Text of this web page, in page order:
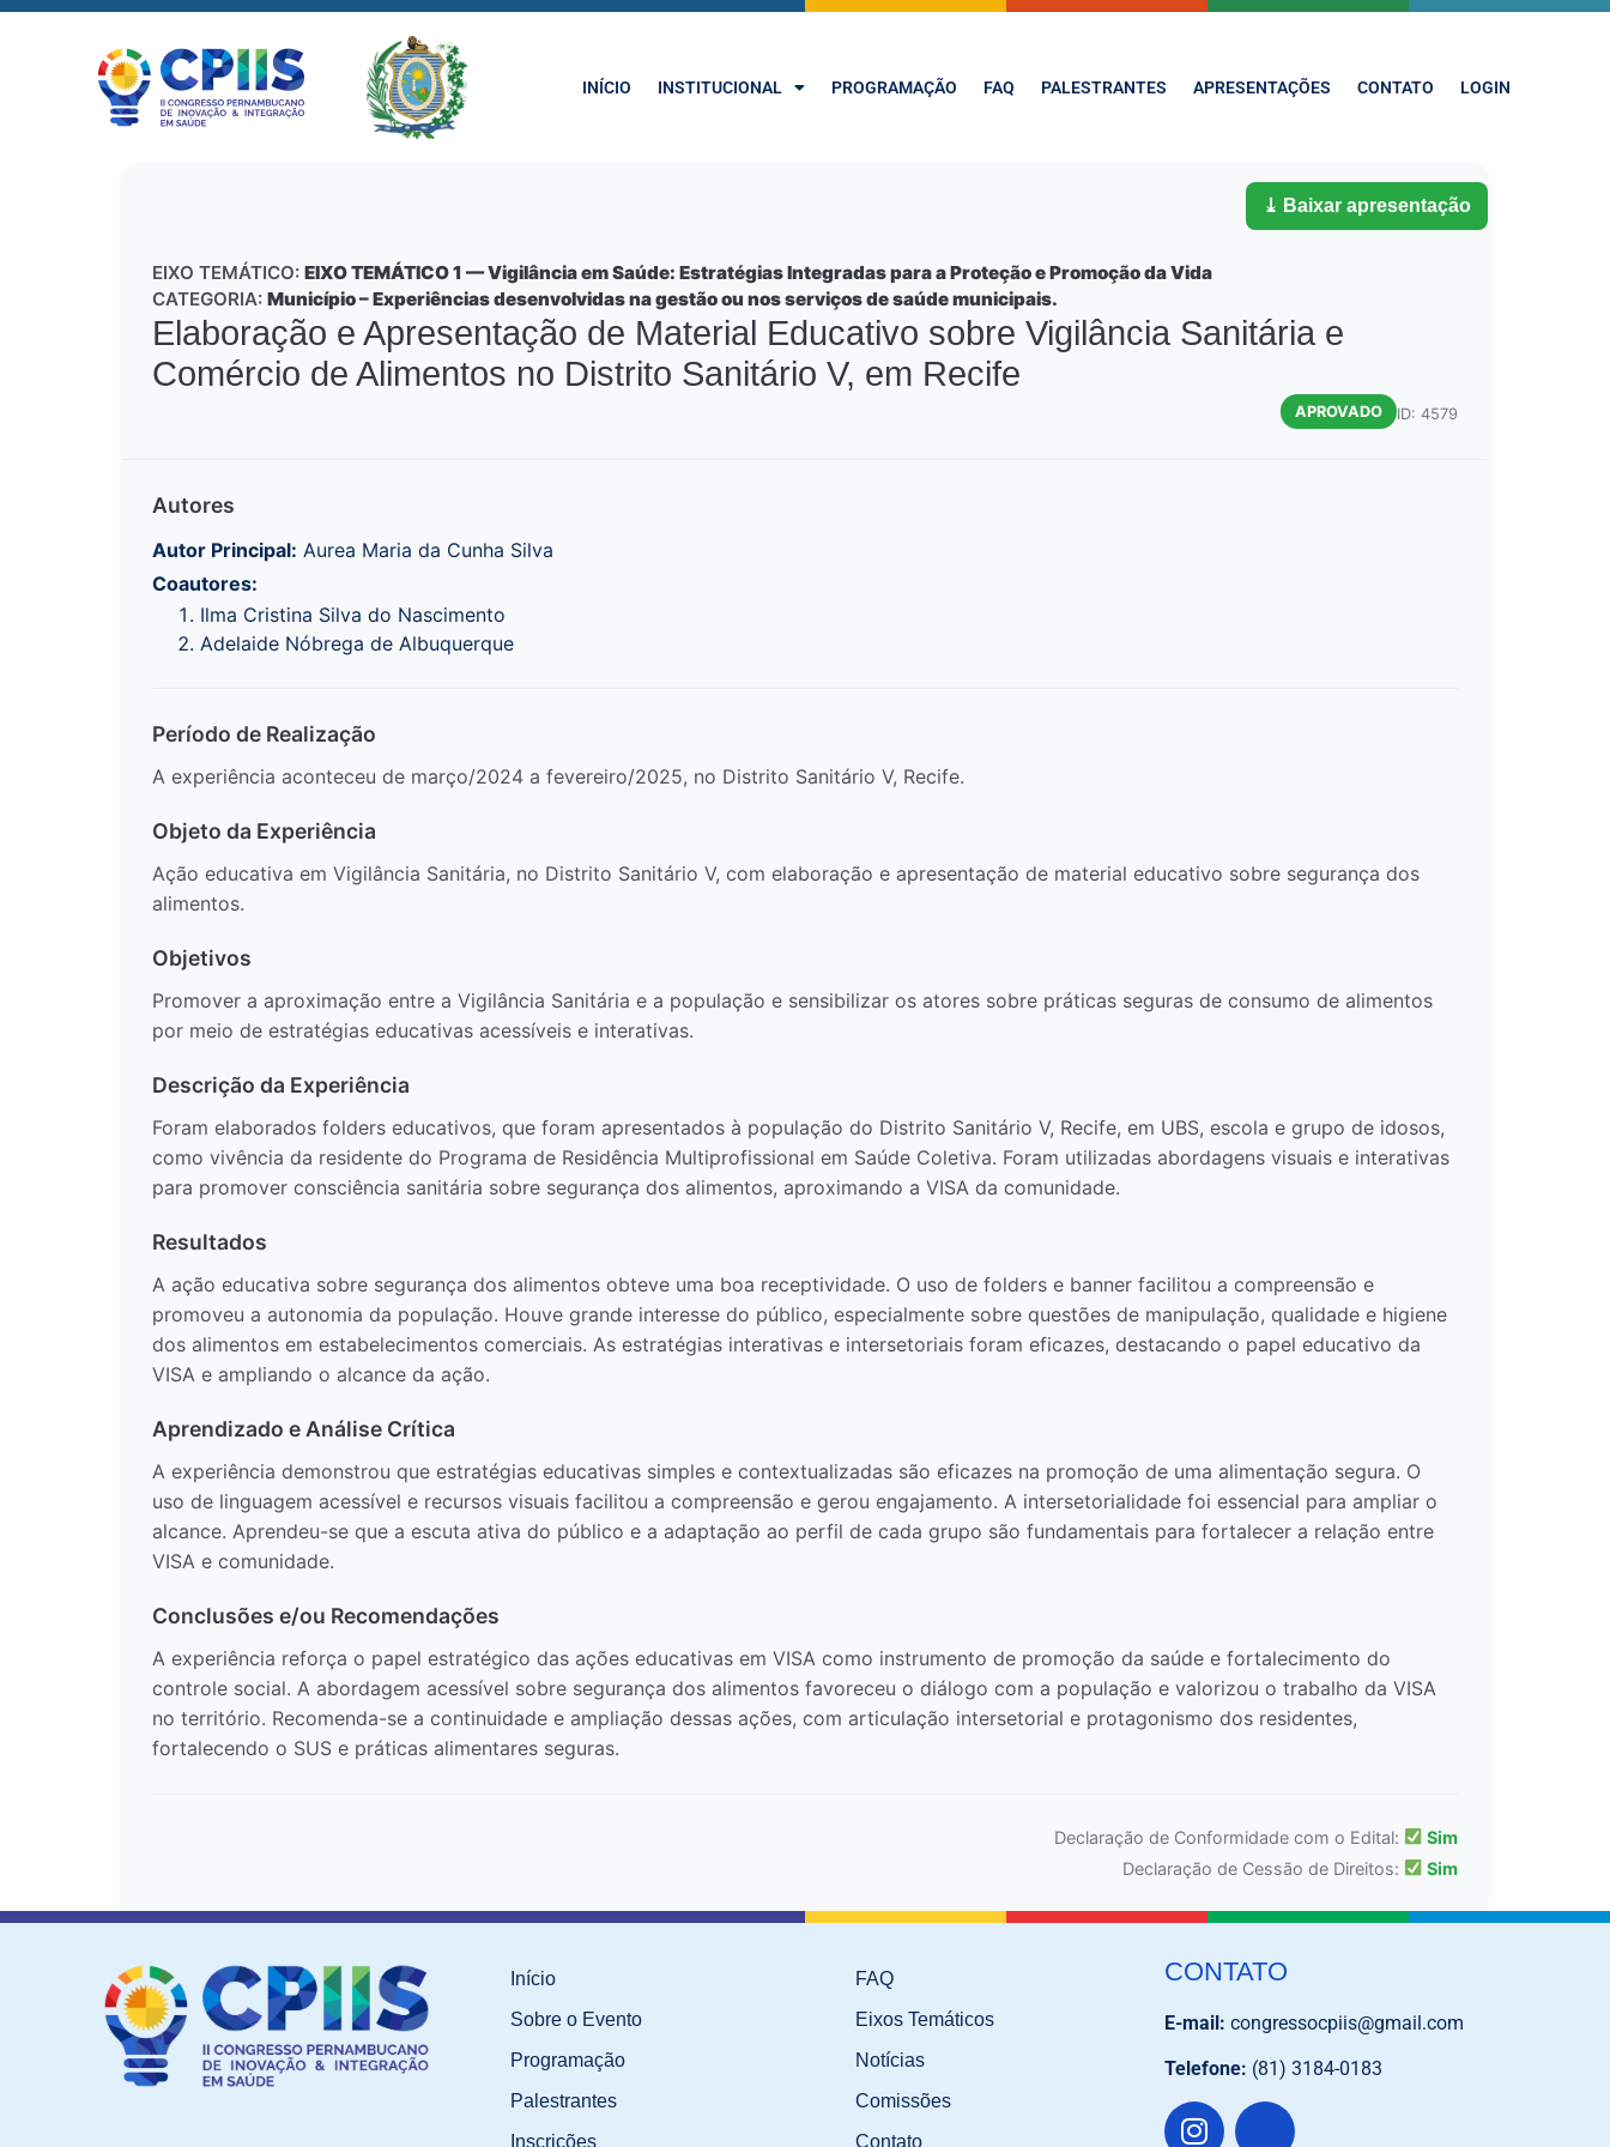
INÍCIO INSTITUCIONAL PROGRAMAÇÃO FAQ PALESTRANTES APRESENTAÇÕES CONTATO LOGIN
⤓ Baixar apresentação
EIXO TEMÁTICO: EIXO TEMÁTICO 1 — Vigilância em Saúde: Estratégias Integradas para a Proteção e Promoção da Vida
CATEGORIA: Município – Experiências desenvolvidas na gestão ou nos serviços de saúde municipais.
Elaboração e Apresentação de Material Educativo sobre Vigilância Sanitária e
Comércio de Alimentos no Distrito Sanitário V, em Recife
APROVADO ID: 4579
Autores
Autor Principal: Aurea Maria da Cunha Silva
Coautores:
Ilma Cristina Silva do Nascimento
Adelaide Nóbrega de Albuquerque
Período de Realização
A experiência aconteceu de março/2024 a fevereiro/2025, no Distrito Sanitário V, Recife.
Objeto da Experiência
Ação educativa em Vigilância Sanitária, no Distrito Sanitário V, com elaboração e apresentação de material educativo sobre segurança dos
alimentos.
Objetivos
Promover a aproximação entre a Vigilância Sanitária e a população e sensibilizar os atores sobre práticas seguras de consumo de alimentos
por meio de estratégias educativas acessíveis e interativas.
Descrição da Experiência
Foram elaborados folders educativos, que foram apresentados à população do Distrito Sanitário V, Recife, em UBS, escola e grupo de idosos,
como vivência da residente do Programa de Residência Multiprofissional em Saúde Coletiva. Foram utilizadas abordagens visuais e interativas
para promover consciência sanitária sobre segurança dos alimentos, aproximando a VISA da comunidade.
Resultados
A ação educativa sobre segurança dos alimentos obteve uma boa receptividade. O uso de folders e banner facilitou a compreensão e
promoveu a autonomia da população. Houve grande interesse do público, especialmente sobre questões de manipulação, qualidade e higiene
dos alimentos em estabelecimentos comerciais. As estratégias interativas e intersetoriais foram eficazes, destacando o papel educativo da
VISA e ampliando o alcance da ação.
Aprendizado e Análise Crítica
A experiência demonstrou que estratégias educativas simples e contextualizadas são eficazes na promoção de uma alimentação segura. O
uso de linguagem acessível e recursos visuais facilitou a compreensão e gerou engajamento. A intersetorialidade foi essencial para ampliar o
alcance. Aprendeu-se que a escuta ativa do público e a adaptação ao perfil de cada grupo são fundamentais para fortalecer a relação entre
VISA e comunidade.
Conclusões e/ou Recomendações
A experiência reforça o papel estratégico das ações educativas em VISA como instrumento de promoção da saúde e fortalecimento do
controle social. A abordagem acessível sobre segurança dos alimentos favoreceu o diálogo com a população e valorizou o trabalho da VISA
no território. Recomenda-se a continuidade e ampliação dessas ações, com articulação intersetorial e protagonismo dos residentes,
fortalecendo o SUS e práticas alimentares seguras.
Declaração de Conformidade com o Edital:
Sim
Declaração de Cessão de Direitos:
Sim
Início
Sobre o Evento
Programação
Palestrantes
Inscrições
FAQ
Eixos Temáticos
Notícias
Comissões
Contato
CONTATO
E-mail: congressocpiis@gmail.com
Telefone: (81) 3184-0183